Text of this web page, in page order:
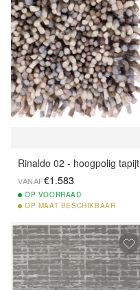
Rinaldo 02 - hoogpolig tapijt
VANAF€1.583
OP VOORRAAD
OP MAAT BESCHIKBAAR